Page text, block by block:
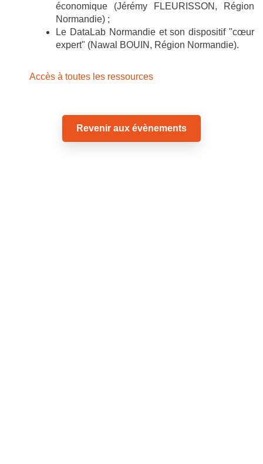
économique (Jérémy FLEURISSON, Région
Normandie) ;
Le DataLab Normandie et son dispositif "cœur
expert" (Nawal BOUIN, Région Normandie).
Accès à toutes les ressources
Revenir aux évènements